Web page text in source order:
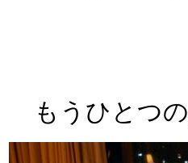
もうひとつ